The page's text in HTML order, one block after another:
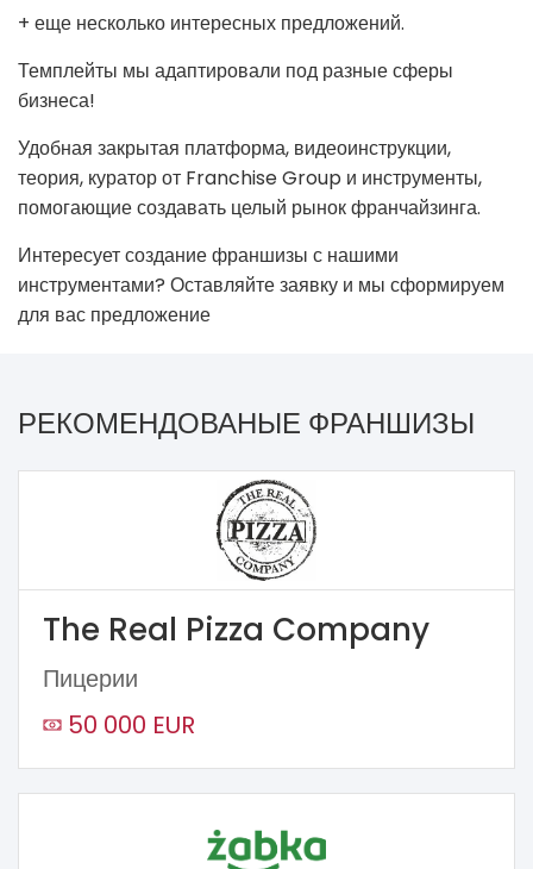
+ еще несколько интересных предложений.
Темплейты мы адаптировали под разные сферы
бизнеса!
Удобная закрытая платформа, видеоинструкции,
теория, куратор от Franchise Group и инструменты,
помогающие создавать целый рынок франчайзинга.
Интересует создание франшизы с нашими
инструментами? Оставляйте заявку и мы сформируем
для вас предложение
РЕКОМЕНДОВАНЫЕ ФРАНШИЗЫ
The Real Pizza Company
Пицерии
50 000 EUR